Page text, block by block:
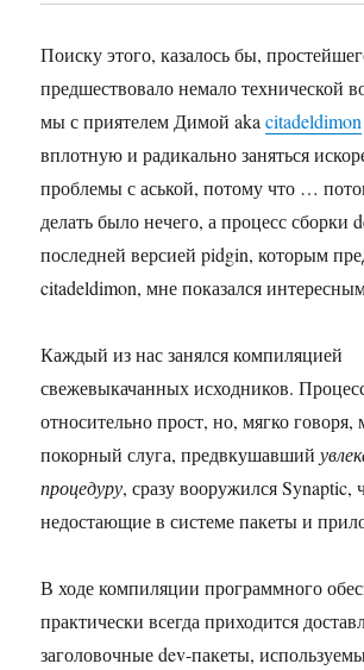
Поиску этого, казалось бы,
предшествовало немало технической
мы с приятелем Димой akacitadeldimon
вплотную и радикально заняться
проблемы с аськой, потому что …
делать было нечего, а процесс сборки
последней версией pidgin, которым
citadeldimon, мне показался
Каждый из нас занялся компиляцией
свежевыкачанных исходников.
относительно прост, но, мягко
покорный слуга, предвкушавший
процедуру, сразу вооружился Synaptic,
недостающие в системе пакеты и
В ходе компиляции программного
практически всегда приходится
заголовочные dev-пакеты,